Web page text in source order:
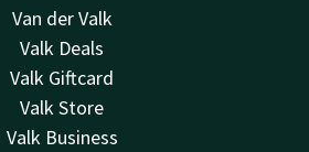
Van der Valk
Valk Deals
Valk Giftcard
Valk Store
Valk Business